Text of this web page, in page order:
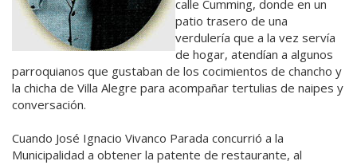
calle Cumming, donde en un
patio trasero de una
verdulería que a la vez servía
de hogar, atendían a algunos
parroquianos que gustaban de los cocimientos de chancho y
la chicha de Villa Alegre para acompañar tertulias de naipes y
conversación.
Cuando José Ignacio Vivanco Parada concurrió a la
Municipalidad a obtener la patente de restaurante, al